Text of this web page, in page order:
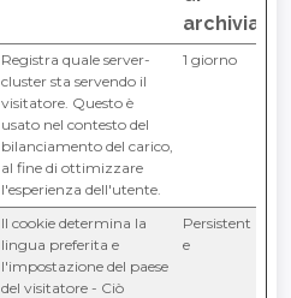
Registra quale server-
cluster sta servendo il
visitatore. Questo è
usato nel contesto del
bilanciamento del carico,
al fine di ottimizzare
l'esperienza dell'utente.
1 giorno
Il cookie determina la
lingua preferita e
l'impostazione del paese
del visitatore - Ciò
Persistent
e